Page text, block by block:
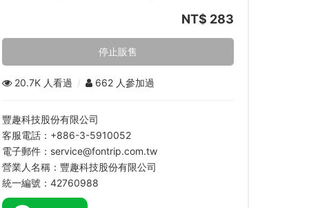
NT$ 283
停止販售
20.7K 人看過 / 662 人參加過
豐趣科技股份有限公司
客服電話：+886-3-5910052
電子郵件：service@fontrip.com.tw
營業人名稱：豐趣科技股份有限公司
統一編號：42760988